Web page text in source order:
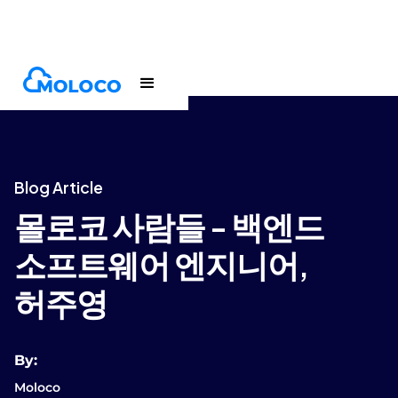
Blogs Article
Blog Article
몰로코 사람들 - 백엔드
소프트웨어 엔지니어,
허주영
By:
Moloco